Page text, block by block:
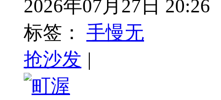
2026年07月27日 20:26
标签：
手慢无
抢沙发 |